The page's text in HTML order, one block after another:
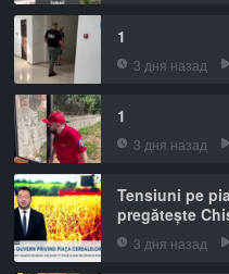
1
3 дня назад
1
3 дня назад
Tensiuni pe
pregătește
3 дня назад